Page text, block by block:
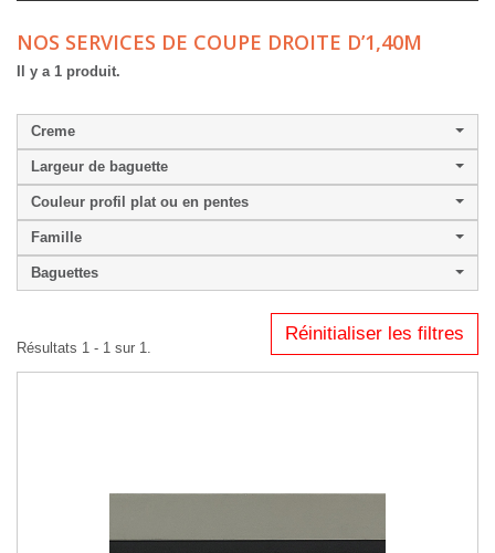
NOS SERVICES DE COUPE DROITE D’1,40M
Il y a 1 produit.
Creme
Largeur de baguette
Couleur profil plat ou en pentes
Famille
Baguettes
Réinitialiser les filtres
Résultats 1 - 1 sur 1.